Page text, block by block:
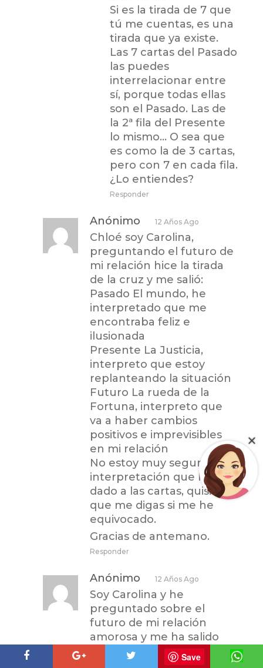
Si es la tirada de 7 que
tú me cuentas, es una
tirada que ya existe.
Las 7 cartas del Pasado
las puedes
interrelacionar entre
sí, porque todas ellas
son el Pasado. Las de
la 2ª fila del Presente
lo mismo… O sea que
es como la de 3 cartas,
pero con 7 en cada fila.
¿Lo entiendes?
Responder
Anónimo 12 Años Ago
Chloé soy Carolina,
preguntando el futuro de
mi relación hice la tirada
de la cruz y me salió:
Pasado El mundo, he
interpretado que me
encontraba feliz e
ilusionada
Presente La Justicia,
interpreto que estoy
replanteando la situación
Futuro La rueda de la
Fortuna, interpreto que
va a haber cambios
positivos e imprevisibles
en mi relación
No estoy muy segura de la
interpretación que le ha
dado a las cartas, quisiera
que me digas si me he
equivocado.
Gracias de antemano.
Responder
Anónimo 12 Años Ago
Soy Carolina y he
preguntado sobre el
futuro de mi relación
amorosa y me ha salido
Pasado el mundo,
interpreto que estábamos
Save